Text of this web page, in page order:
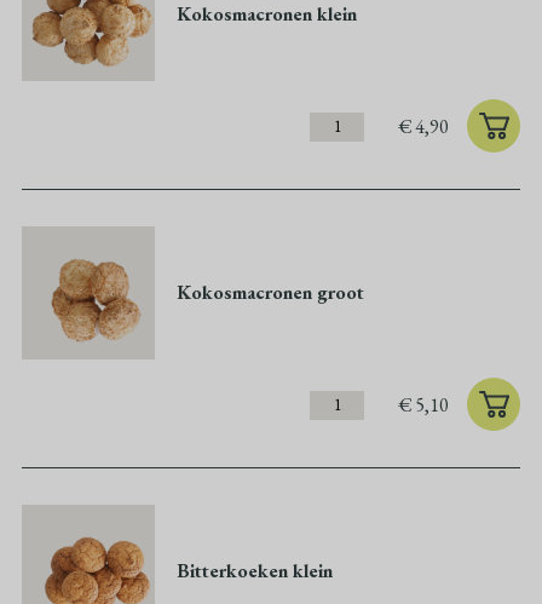
Kokosmacronen klein
€4,90
Kokosmacronen groot
€5,10
Bitterkoeken klein